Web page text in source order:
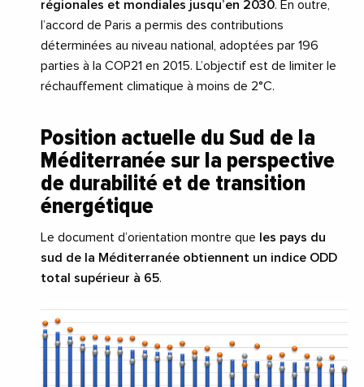
régionales et mondiales jusqu’en 2030. En outre,
l’accord de Paris a permis des contributions
déterminées au niveau national, adoptées par 196
parties à la COP21 en 2015. L’objectif est de limiter le
réchauffement climatique à moins de 2°C.
Position actuelle du Sud de la
Méditerranée sur la perspective
de durabilité et de transition
énergétique
Le document d’orientation montre que
les pays du
sud de la Méditerranée obtiennent un indice ODD
total supérieur à 65.